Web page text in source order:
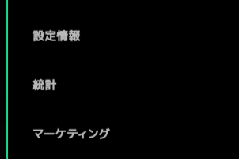
設定情報
統計
マーケティング